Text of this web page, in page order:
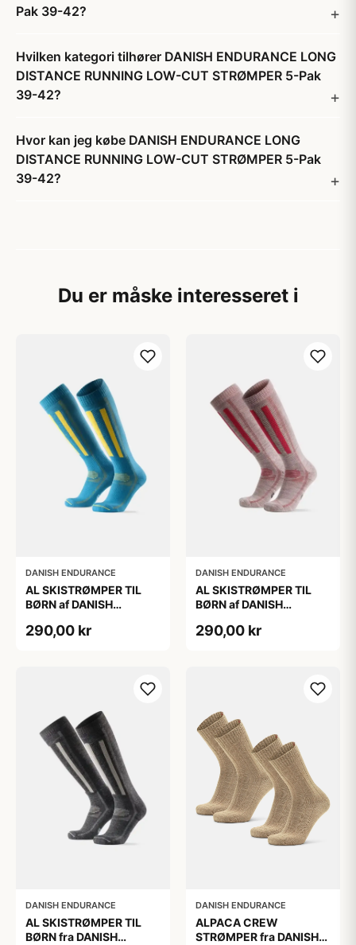
Pak 39-42?
Hvilken kategori tilhører DANISH ENDURANCE LONG
DISTANCE RUNNING LOW-CUT STRØMPER 5-Pak
39-42?
Hvor kan jeg købe DANISH ENDURANCE LONG
DISTANCE RUNNING LOW-CUT STRØMPER 5-Pak
39-42?
Du er måske interesseret i
DANISH ENDURANCE
AL SKISTRØMPER TIL
BØRN af DANISH
35-38
290,00 kr
DANISH ENDURANCE
AL SKISTRØMPER TIL
BØRN af DANISH
Lysegrå/Lyserød, 35-38
290,00 kr
DANISH ENDURANCE
AL SKISTRØMPER TIL
BØRN fra DANISH
DANISH ENDURANCE
ALPACA CREW
STRØMPER fra DANISH